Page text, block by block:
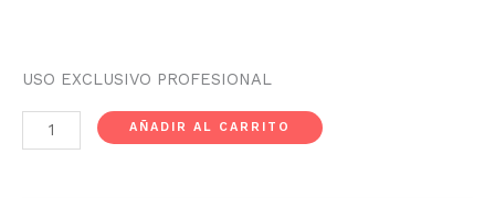
USO EXCLUSIVO PROFESIONAL
AÑADIR AL CARRITO